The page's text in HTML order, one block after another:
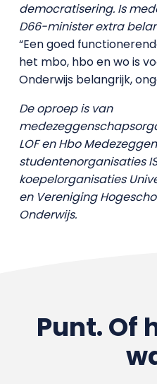
democratisering. Is
D66-minister extra
“Een goed
het mbo, hbo en wo is
Onderwijs belangrijk,
De oproep is van
LOF en Hbo
studentenorganisaties
koepelorganisaties
en Vereniging
Onderwijs.
Punt. Of